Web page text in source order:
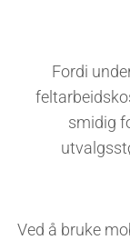
Fordi
smidig
Ved å bruke